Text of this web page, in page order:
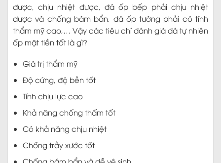
được, chịu nhiệt được, đá ốp bếp phải chịu nhiệt
được và chống bám bẩn, đá ốp tường phải có tính
thẩm mỹ cao,… Vậy các tiêu chí đánh giá đá tự nhiên
ốp mặt tiền tốt là gì?
Giá trị thẩm mỹ
Độ cứng, độ bền tốt
Tính chịu lực cao
Khả năng chống thấm tốt
Có khả năng chịu nhiệt
Chống trầy xước tốt